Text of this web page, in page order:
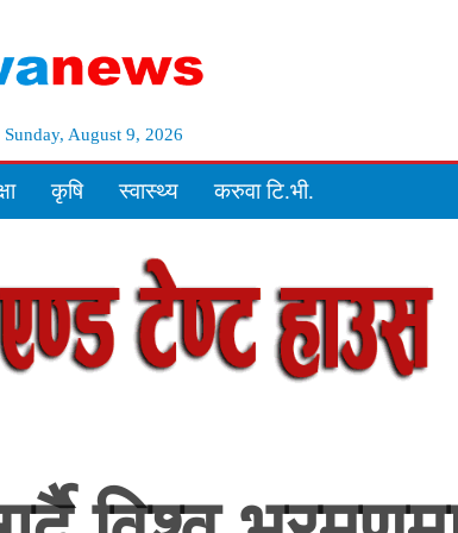
August 9, 2026
कृषि स्वास्थ्य करुवा टि.भी.